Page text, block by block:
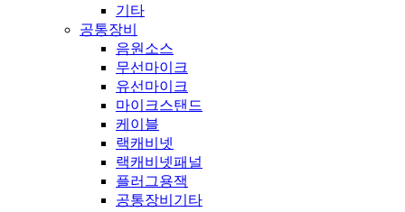
기타
공통장비
음원소스
무선마이크
유선마이크
마이크스탠드
케이블
랙캐비넷
랙캐비넷패널
플러그용잭
공통장비기타